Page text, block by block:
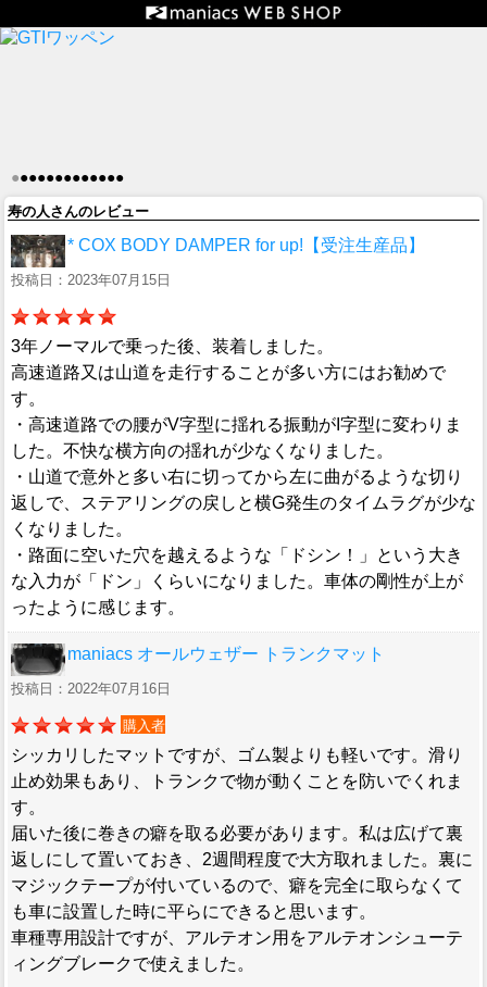
●●●●●●●●●●●●●
寿の人さんのレビュー
* COX BODY DAMPER for up!【受注生産品】
投稿日：2023年07月15日
3年ノーマルで乗った後、装着しました。
高速道路又は山道を走行することが多い方にはお勧めで
す。
・高速道路での腰がV字型に揺れる振動がI字型に変わりま
した。不快な横方向の揺れが少なくなりました。
・山道で意外と多い右に切ってから左に曲がるような切り
返しで、ステアリングの戻しと横G発生のタイムラグが少な
くなりました。
・路面に空いた穴を越えるような「ドシン！」という大き
な入力が「ドン」くらいになりました。車体の剛性が上が
ったように感じます。
maniacs オールウェザー トランクマット
投稿日：2022年07月16日
購入者
シッカリしたマットですが、ゴム製よりも軽いです。滑り
止め効果もあり、トランクで物が動くことを防いでくれま
す。
届いた後に巻きの癖を取る必要があります。私は広げて裏
返しにして置いておき、2週間程度で大方取れました。裏に
マジックテープが付いているので、癖を完全に取らなくて
も車に設置した時に平らにできると思います。
車種専用設計ですが、アルテオン用をアルテオンシューテ
ィングブレークで使えました。